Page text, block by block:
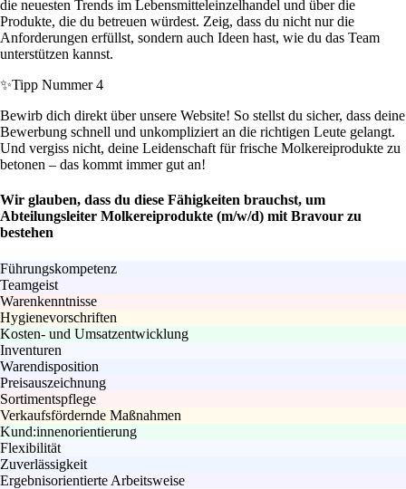
die neuesten Trends im Lebensmitteleinzelhandel und über die
Produkte, die du betreuen würdest. Zeig, dass du nicht nur die
Anforderungen erfüllst, sondern auch Ideen hast, wie du das Team
unterstützen kannst.
✨Tipp Nummer 4
Bewirb dich direkt über unsere Website! So stellst du sicher, dass deine
Bewerbung schnell und unkompliziert an die richtigen Leute gelangt.
Und vergiss nicht, deine Leidenschaft für frische Molkereiprodukte zu
betonen – das kommt immer gut an!
Wir glauben, dass du diese Fähigkeiten brauchst, um
Abteilungsleiter Molkereiprodukte (m/w/d) mit Bravour zu
bestehen
Führungskompetenz
Teamgeist
Warenkenntnisse
Hygienevorschriften
Kosten- und Umsatzentwicklung
Inventuren
Warendisposition
Preisauszeichnung
Sortimentspflege
Verkaufsfördernde Maßnahmen
Kund:innenorientierung
Flexibilität
Zuverlässigkeit
Ergebnisorientierte Arbeitsweise